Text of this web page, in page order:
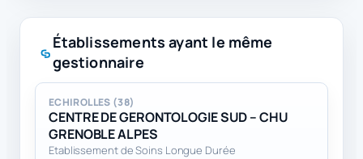
Établissements ayant le même
gestionnaire
ECHIROLLES (38)
CENTRE DE GERONTOLOGIE SUD – CHU
GRENOBLE ALPES
Etablissement de Soins Longue Durée